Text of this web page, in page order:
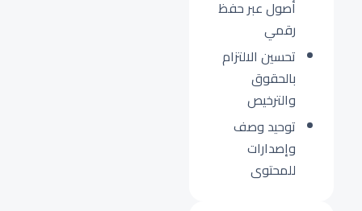
أصول عبر حفظ
رقمي
تحسين الالتزام
بالحقوق
والترخيص
توحيد وصف
وإصدارات
للمحتوى